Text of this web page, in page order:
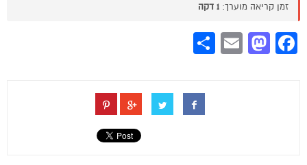
זמן קריאה מוערך: 1 דקה
Facebook
Mastodon
Email